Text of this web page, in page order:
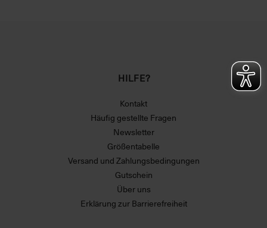
HILFE?
Kontakt
Häufig gestellte Fragen
Newsletter
Größentabelle
Versand und Zahlungsbedingungen
Gutschein
Über uns
Erklärung zur Barrierefreiheit